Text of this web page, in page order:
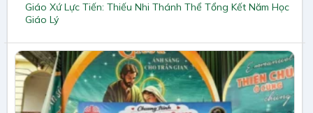
Giáo Xứ Lực Tiến: Thiếu Nhi Thánh Thể Tổng Kết Năm Học
Giáo Lý